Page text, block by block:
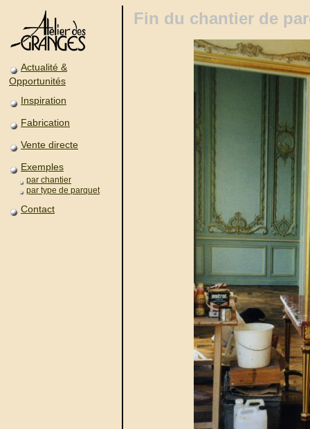
Actualité &
Opportunités
Inspiration
Fabrication
Vente directe
Exemples
par chantier
par type de parquet
Contact
Fin du chantier de